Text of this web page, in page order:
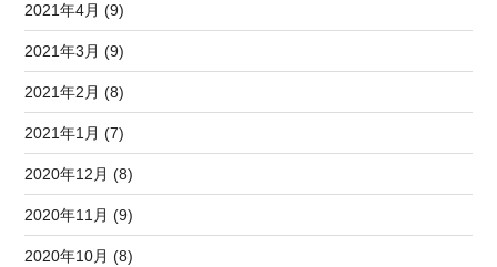
2021年4月 (9)
2021年3月 (9)
2021年2月 (8)
2021年1月 (7)
2020年12月 (8)
2020年11月 (9)
2020年10月 (8)